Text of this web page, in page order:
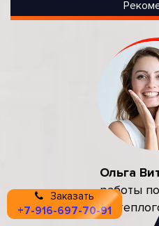
Ольга
работы
Заказать
+7-916-697-70-91